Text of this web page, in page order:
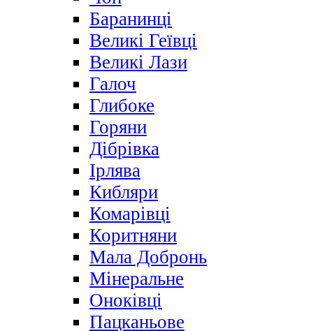
Баранинці
Великі Геївці
Великі Лази
Галоч
Глибоке
Горяни
Дібрівка
Ірлява
Кибляри
Комарівці
Коритняни
Мала Добронь
Мінеральне
Оноківці
Пацканьове